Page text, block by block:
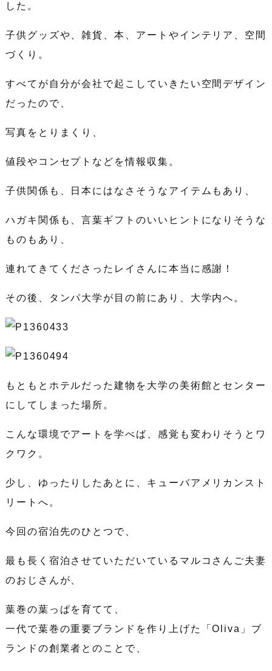
した。
子供グッズや、雑貨、本、アートやインテリア、空間
づくり。
すべてが自分が会社で起こしていきたい空間デザイン
だったので、
写真をとりまくり、
値段やコンセプトなどを情報収集。
子供関係も、日本にはなさそうなアイテムもあり、
ハガキ関係も、言葉ギフトのいいヒントになりそうな
ものもあり、
連れてきてくださったレイさんに本当に感謝！
その後、タンパ大学が目の前にあり、大学内へ。
もともとホテルだった建物を大学の美術館とセンター
にしてしまった場所。
こんな環境でアートを学べば、感覚も変わりそうとワ
クワク。
少し、ゆったりしたあとに、キューバアメリカンスト
リートへ。
今回の宿泊先のひとつで、
最も長く宿泊させていただいているマルコさんご夫妻
のおじさんが、
葉巻の葉っぱを育てて、
一代で葉巻の重要ブランドを作り上げた「Oliva」ブ
ランドの創業者とのことで、